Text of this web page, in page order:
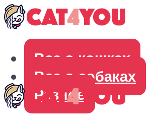
Все о кошках
Все о собаках
Разное